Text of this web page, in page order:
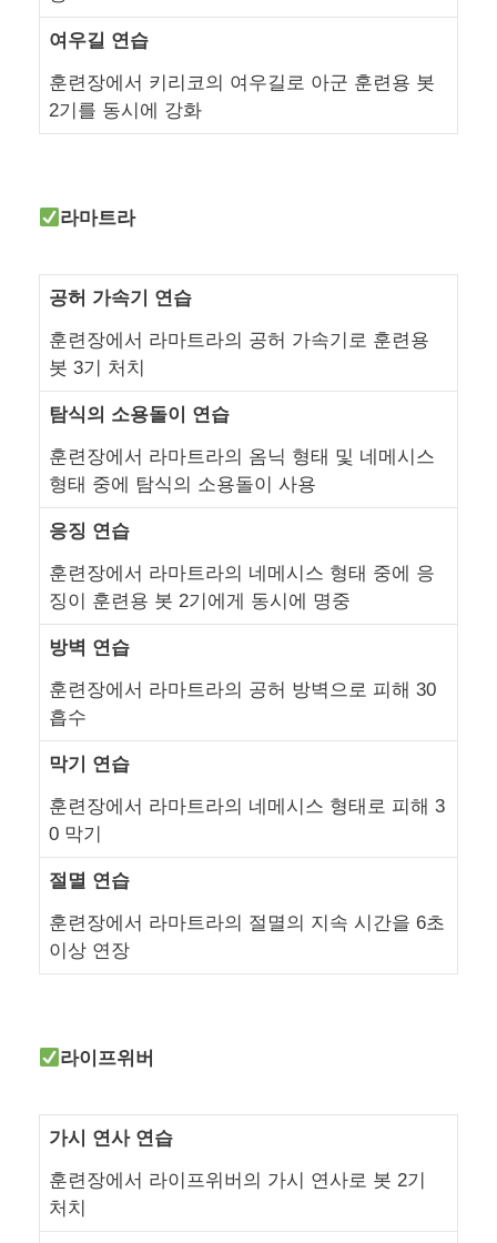
여우길 연습
훈련장에서 키리코의 여우길로 아군 훈련용 봇
2기를 동시에 강화
라마트라
공허 가속기 연습
훈련장에서 라마트라의 공허 가속기로 훈련용
봇 3기 처치
탐식의 소용돌이 연습
훈련장에서 라마트라의 옴닉 형태 및 네메시스
형태 중에 탐식의 소용돌이 사용
응징 연습
훈련장에서 라마트라의 네메시스 형태 중에 응
징이 훈련용 봇 2기에게 동시에 명중
방벽 연습
훈련장에서 라마트라의 공허 방벽으로 피해 30
흡수
막기 연습
훈련장에서 라마트라의 네메시스 형태로 피해 3
0 막기
절멸 연습
훈련장에서 라마트라의 절멸의 지속 시간을 6초
이상 연장
라이프위버
가시 연사 연습
훈련장에서 라이프위버의 가시 연사로 봇 2기
처치